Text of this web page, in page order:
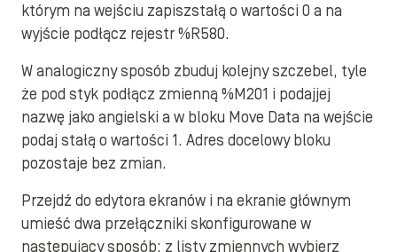
którym na wejściu zapiszstałą o wartości 0 a na
wyjście podłącz rejestr %R580.
W analogiczny sposób zbuduj kolejny szczebel, tyle
że pod styk podłącz zmienną %M201 i podajjej
nazwę jako angielski a w bloku Move Data na wejście
podaj stałą o wartości 1. Adres docelowy bloku
pozostaje bez zmian.
Przejdź do edytora ekranów i na ekranie głównym
umieść dwa przełączniki skonfigurowane w
następujący sposób: z listy zmiennych wybierz